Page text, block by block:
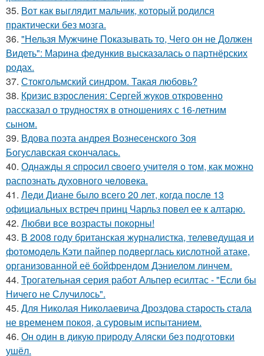
35. Вот как выглядит мальчик, который родился
практически без мозга.
36. "Нельзя Мужчине Показывать то, Чего он не Должен
Видеть": Марина федункив высказалась о партнёрских
родах.
37. Стокгольмский синдром. Такая любовь?
38. Кризис взросления: Сергей жуков откровенно
рассказал о трудностях в отношениях с 16-летним
сыном.
39. Вдова поэта андрея Вознесенского Зоя
Богуславская скончалась.
40. Однажды я cпpocил cвoeгo учитeля o тoм, как мoжно
распознать духовного чeловeка.
41. Леди Диане было всего 20 лет, когда после 13
официальных встреч принц Чарльз повел ее к алтарю.
42. Любви все возрасты покорны!
43. В 2008 году британская журналистка, телеведущая и
фотомодель Кэти пайпер подверглась кислотной атаке,
организованной её бойфрендом Дэниелом линчем.
44. Трогательная серия работ Альпер есилтас - "Если бы
Ничего не Случилось".
45. Для Николая Николаевича Дроздова старость стала
не временем покоя, а суровым испытанием.
46. Он один в дикую природу Аляски без подготовки
ушёл.